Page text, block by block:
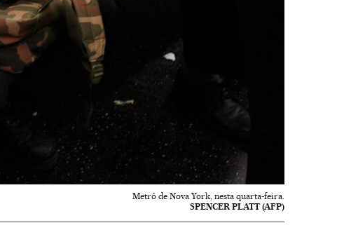
Metrô de Nova York, nesta quarta-feira.
SPENCER PLATT (AFP)